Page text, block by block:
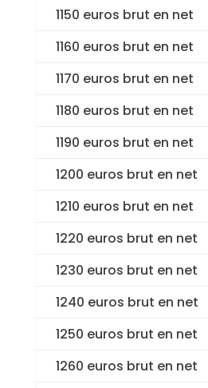
1150 euros brut en net
1160 euros brut en net
1170 euros brut en net
1180 euros brut en net
1190 euros brut en net
1200 euros brut en net
1210 euros brut en net
1220 euros brut en net
1230 euros brut en net
1240 euros brut en net
1250 euros brut en net
1260 euros brut en net